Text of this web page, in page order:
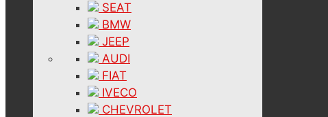
SEAT
BMW
JEEP
AUDI
FIAT
IVECO
CHEVROLET